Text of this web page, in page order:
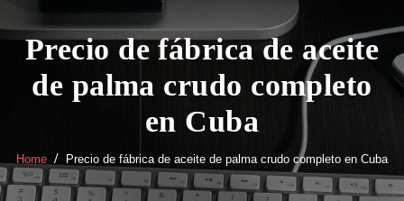
Precio de fábrica de aceite
de palma crudo completo
en Cuba
Home Precio de fábrica de aceite de palma crudo completo en Cuba